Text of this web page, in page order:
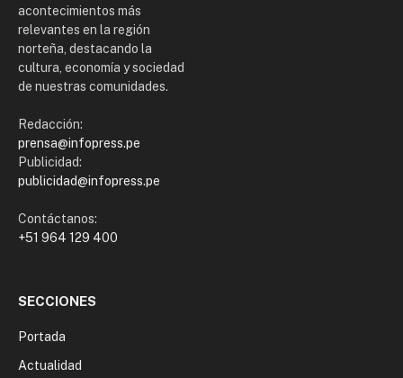
acontecimientos más
relevantes en la región
norteña, destacando la
cultura, economía y sociedad
de nuestras comunidades.
Redacción:
prensa@infopress.pe
Publicidad:
publicidad@infopress.pe
Contáctanos:
+51 964 129 400
SECCIONES
Portada
Actualidad